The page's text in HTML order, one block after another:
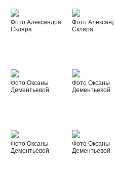
Фото Александра
Скляра
Фото
Скляра
Фото Оксаны
Дементьевой
Фото Оксаны
Дементьевой
Фото Оксаны
Дементьевой
Фото Оксаны
Дементьевой